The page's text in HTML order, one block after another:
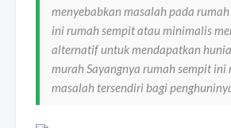
menyebabkan masalah pada
ini rumah sempit atau minimalis
alternatif untuk mendapatkan
murah Sayangnya rumah sempit ini
masalah tersendiri bagi